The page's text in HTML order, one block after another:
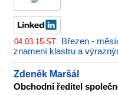
04.03.15-ST
Březen -
znamení klastru a
Zdeněk Maršál
Obchodní ředitel